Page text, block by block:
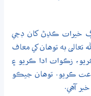
اڳ خيرات ڪڍڻ کان ڊڄي
تعالى به توهان کي معاف
زڪوات ادا ڪريو ۽
ڪريو. توهان جيڪو
آهي.